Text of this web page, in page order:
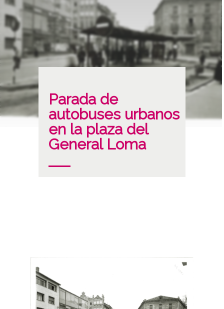
Parada de
autobuses urbanos
en la plaza del
General Loma